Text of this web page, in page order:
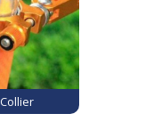
Collier